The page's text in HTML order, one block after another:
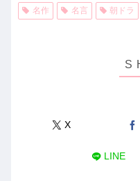
名作 名言 朝ドラ
X
LINE